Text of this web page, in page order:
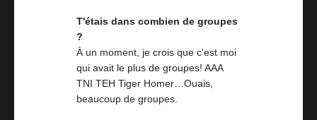
T'étais dans combien de groupes
?
À un moment, je crois que c'est moi
qui avait le plus de groupes! AAA
TNI TEH Tiger Homer…Ouais,
beaucoup de groupes.